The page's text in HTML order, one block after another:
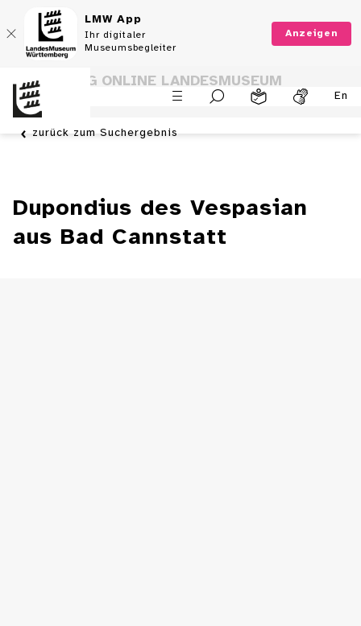
LMW App
Ihr digitaler
Museumsbegleiter
Anzeigen
En
SAMMLUNG ONLINE LANDESMUSEUM
WÜRTTEMBERG
zurück zum Suchergebnis
Dupondius des Vespasian
aus Bad Cannstatt